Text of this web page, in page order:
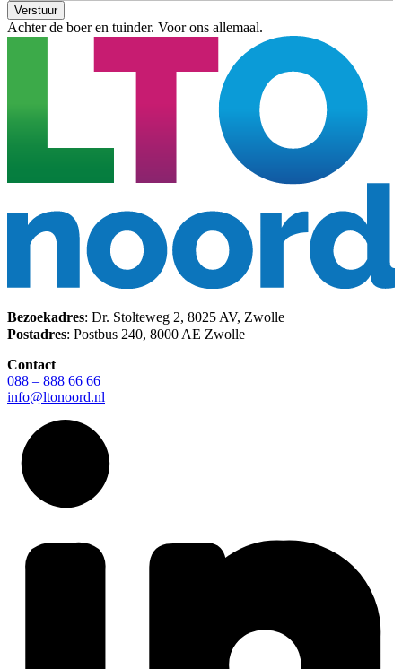
Verstuur
Achter de boer en tuinder. Voor ons allemaal.
Bezoekadres: Dr. Stolteweg 2, 8025 AV, Zwolle
Postadres: Postbus 240, 8000 AE Zwolle
Contact
088 – 888 66 66
info@ltonoord.nl